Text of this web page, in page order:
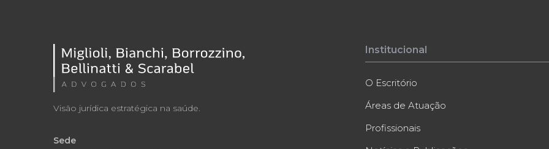
Visão jurídica estratégica na saúde.
Sede
Institucional
O Escritório
Áreas de Atuação
Profissionais